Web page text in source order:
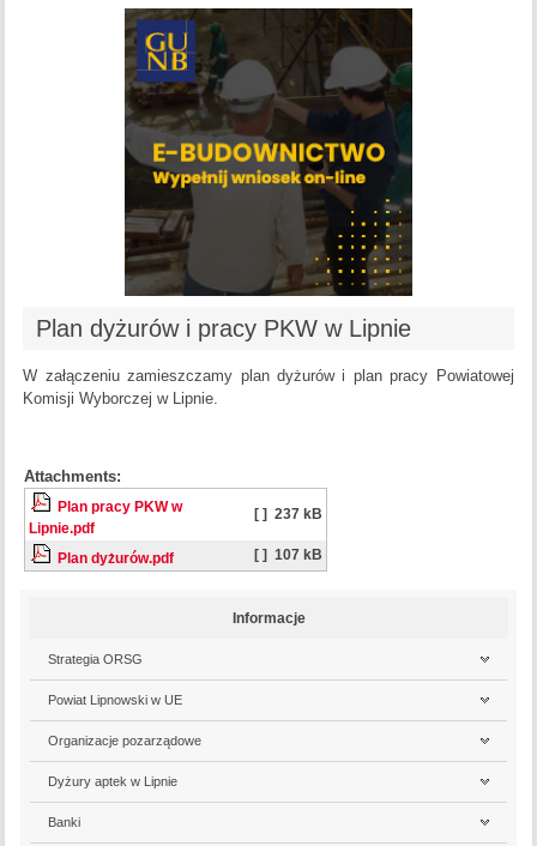
Plan dyżurów i pracy PKW w Lipnie
W załączeniu zamieszczamy plan dyżurów i plan pracy Powiatowej
Komisji Wyborczej w Lipnie.
Attachments:
Plan pracy PKW w
Lipnie.pdf
[ ] 237 kB
Plan dyżurów.pdf [ ] 107 kB
Informacje
Strategia ORSG
Powiat Lipnowski w UE
Organizacje pozarządowe
Dyżury aptek w Lipnie
Banki